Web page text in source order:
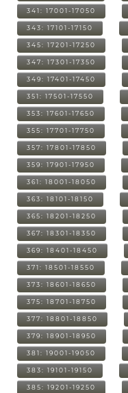
341: 17001-17050
343: 17101-17150
345: 17201-17250
347: 17301-17350
349: 17401-17450
351: 17501-17550
353: 17601-17650
355: 17701-17750
357: 17801-17850
359: 17901-17950
361: 18001-18050
363: 18101-18150
365: 18201-18250
367: 18301-18350
369: 18401-18450
371: 18501-18550
373: 18601-18650
375: 18701-18750
377: 18801-18850
379: 18901-18950
381: 19001-19050
383: 19101-19150
385: 19201-19250